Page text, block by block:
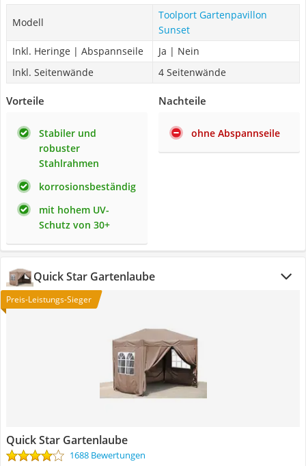
Modell
Toolport Gartenpavillon
Sunset
Inkl. Heringe | Abspannseile
Ja | Nein
Inkl. Seitenwände
4 Seitenwände
Vorteile
Stabiler und
robuster
Stahlrahmen
korrosionsbeständig
mit hohem UV-
Schutz von 30+
Nachteile
ohne Abspannseile
Quick Star Gartenlaube
Preis-Leistungs-Sieger
Quick Star Gartenlaube
1688 Bewertungen